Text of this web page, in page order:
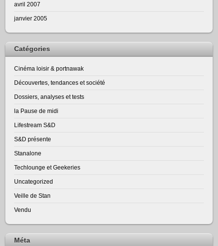
avril 2007
janvier 2005
Catégories
Cinéma loisir & portnawak
Découvertes, tendances et société
Dossiers, analyses et tests
la Pause de midi
Lifestream S&D
S&D présente
Stanalone
Techlounge et Geekeries
Uncategorized
Veille de Stan
Vendu
Méta